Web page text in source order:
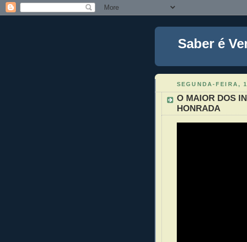
Saber é
SEGUNDA-FEIRA,
O MAIOR DOS
HONRADA